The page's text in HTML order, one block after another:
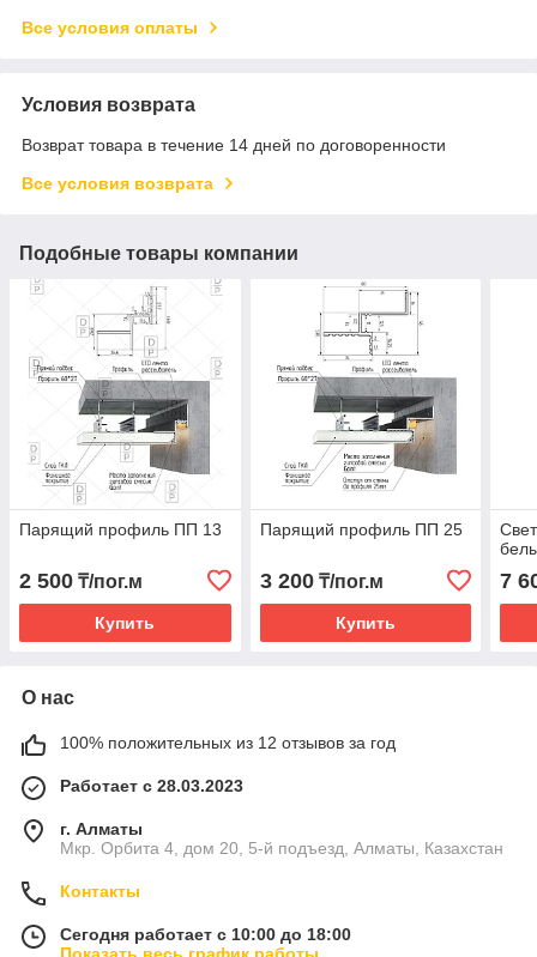
Все условия оплаты
Условия возврата
Возврат товара в течение 14 дней по договоренности
Все условия возврата
Подобные товары компании
Парящий профиль ПП 13
2 500 ₸/пог.м
Купить
Парящий профиль ПП 25
3 200₸/пог.м
Купить
7
О нас
100% положительных из 12 отзывов за год
Работает с 28.03.2023
г. Алматы
Мкр. Орбита 4, дом 20, 5-й подъезд, Алматы, Казахстан
Контакты
Сегодня работает с 10:00 до 18:00